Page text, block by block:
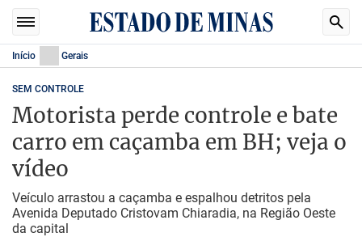
Início Gerais
SEM CONTROLE
Motorista perde controle e bate
carro em caçamba em BH; veja o
vídeo
Veículo arrastou a caçamba e espalhou detritos pela
Avenida Deputado Cristovam Chiaradia, na Região Oeste
da capital